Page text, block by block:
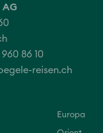
AG
86 10
reisen.ch
Europa